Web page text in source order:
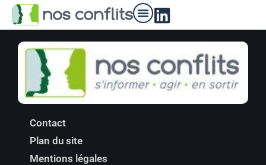
Contact
Plan du site
Mentions légales